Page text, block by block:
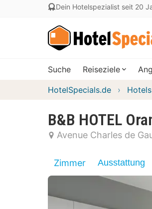
Dein Hotelspezialist seit 20
Suche Reiseziele
HotelSpecials.de
B&B HOTEL
Avenue Charles de
Zimmer Ausstattung